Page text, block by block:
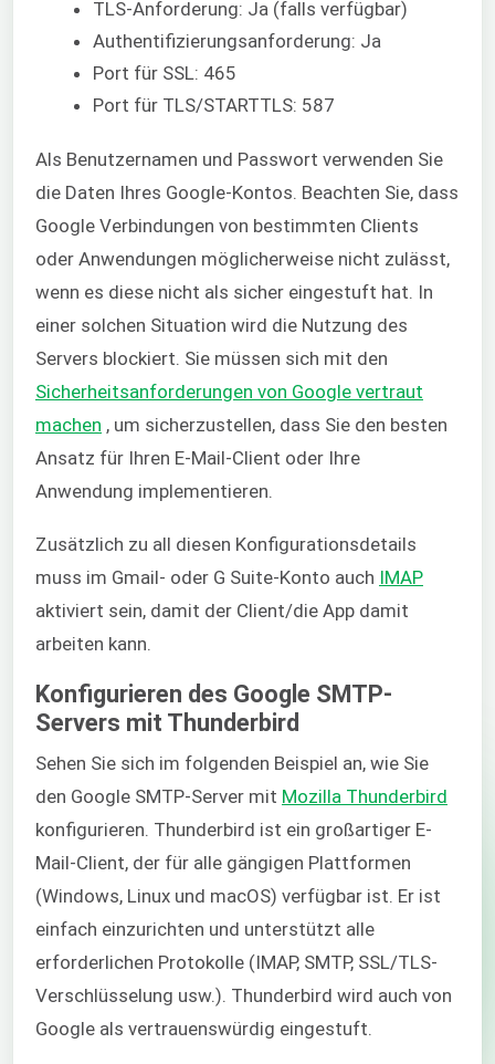
TLS-Anforderung: Ja (falls verfügbar)
Authentifizierungsanforderung: Ja
Port für SSL: 465
Port für TLS/STARTTLS: 587
Als Benutzernamen und Passwort verwenden Sie
die Daten Ihres Google-Kontos. Beachten Sie, dass
Google Verbindungen von bestimmten Clients
oder Anwendungen möglicherweise nicht zulässt,
wenn es diese nicht als sicher eingestuft hat. In
einer solchen Situation wird die Nutzung des
Servers blockiert. Sie müssen sich mit den
Sicherheitsanforderungen von Google vertraut
machen , um sicherzustellen, dass Sie den besten
Ansatz für Ihren E-Mail-Client oder Ihre
Anwendung implementieren.
Zusätzlich zu all diesen Konfigurationsdetails
muss im Gmail- oder G Suite-Konto auch IMAP
aktiviert sein, damit der Client/die App damit
arbeiten kann.
Konfigurieren des Google SMTP-
Servers mit Thunderbird
Sehen Sie sich im folgenden Beispiel an, wie Sie
den Google SMTP-Server mit Mozilla Thunderbird
konfigurieren. Thunderbird ist ein großartiger E-
Mail-Client, der für alle gängigen Plattformen
(Windows, Linux und macOS) verfügbar ist. Er ist
einfach einzurichten und unterstützt alle
erforderlichen Protokolle (IMAP, SMTP, SSL/TLS-
Verschlüsselung usw.). Thunderbird wird auch von
Google als vertrauenswürdig eingestuft.